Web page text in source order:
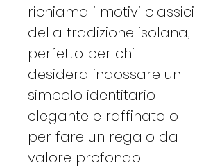
richiama i motivi classici
della tradizione isolana,
perfetto per chi
desidera indossare un
simbolo identitario
elegante e raffinato o
per fare un regalo dal
valore profondo.